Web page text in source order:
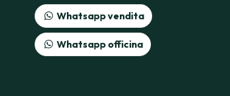
Whatsapp vendita
Whatsapp officina